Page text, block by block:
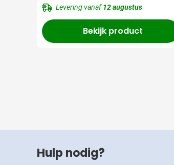
Levering vanaf12 augustus
Bekijk product
Hulp nodig?